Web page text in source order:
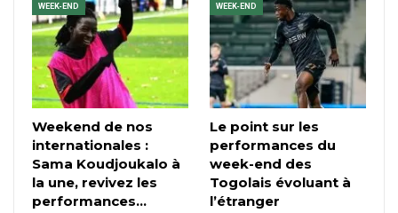
WEEK-END
Weekend de nos
internationales :
Sama Koudjoukalo à
la une, revivez les
performances…
WEEK-END
Le point sur les
performances du
week-end des
Togolais évoluant à
l’étranger